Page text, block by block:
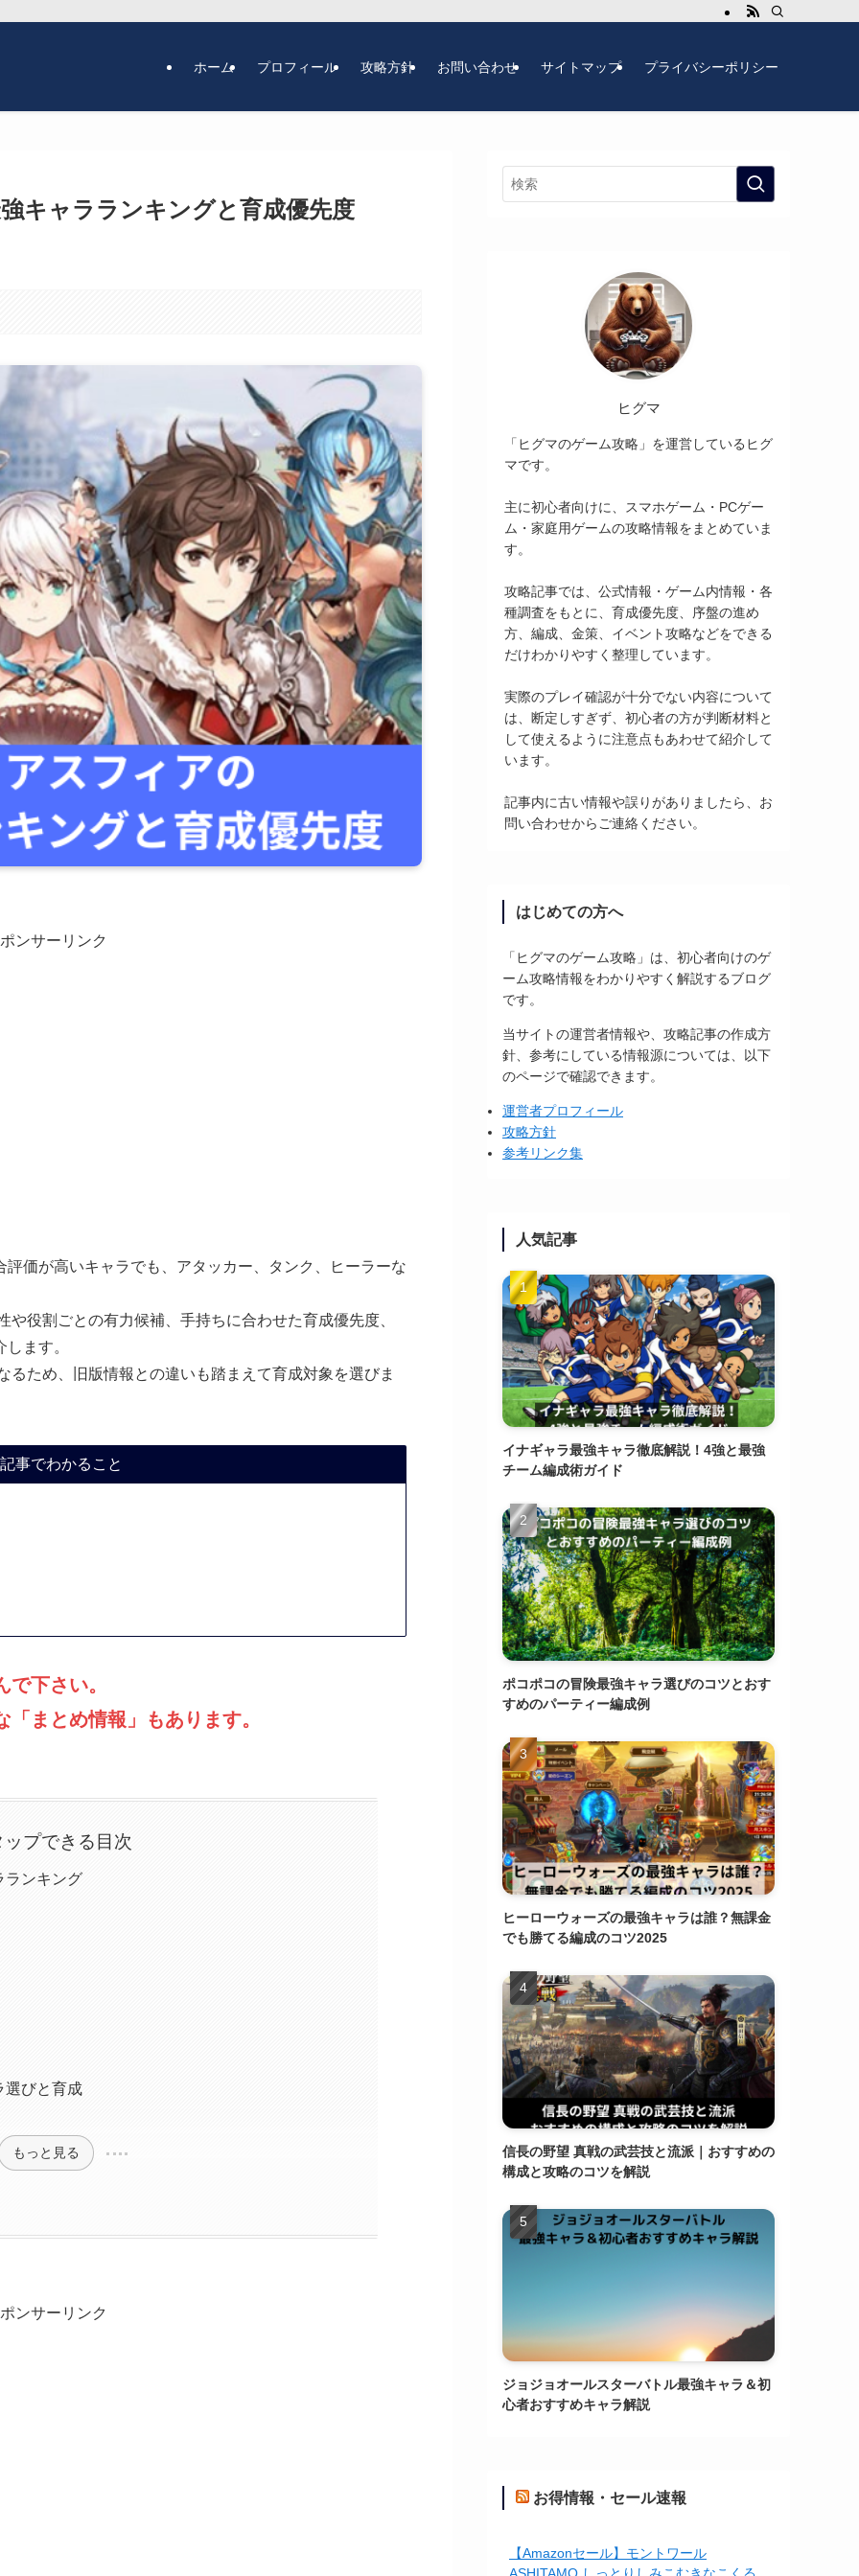
ホーム プロフィール 攻略方針 お問い合わせ サイトマップ プライバシーポリシー
キャラランキングと育成優先度
ンサーリンク
評価が高いキャラでも、アタッカー、タンク、ヒーラーな
役割ごとの有力候補、手持ちに合わせた育成優先度、
ます。
ため、旧版情報との違いも踏まえて育成対象を選びま
事でわかること
下さい。
まとめ情報」もあります。
ップできる目次
ランキング
選びと育成
もっと見る
ンサーリンク
ヒグマ
「ヒグマのゲーム攻略」を運営しているヒグ
マです。
主に初心者向けに、スマホゲーム・PCゲー
ム・家庭用ゲームの攻略情報をまとめていま
す。
攻略記事では、公式情報・ゲーム内情報・各
種調査をもとに、育成優先度、序盤の進め
方、編成、金策、イベント攻略などをできる
だけわかりやすく整理しています。
実際のプレイ確認が十分でない内容について
は、断定しすぎず、初心者の方が判断材料と
して使えるように注意点もあわせて紹介して
います。
記事内に古い情報や誤りがありましたら、お
問い合わせからご連絡ください。
はじめての方へ
「ヒグマのゲーム攻略」は、初心者向けのゲ
ーム攻略情報をわかりやすく解説するブログ
です。
当サイトの運営者情報や、攻略記事の作成方
針、参考にしている情報源については、以下
のページで確認できます。
運営者プロフィール
攻略方針
参考リンク集
人気記事
イナギャラ最強キャラ徹底解説！4強と最強
チーム編成術ガイド
ポコポコの冒険最強キャラ選びのコツとおす
すめのパーティー編成例
ヒーローウォーズの最強キャラは誰？無課金
でも勝てる編成のコツ2025
信長の野望 真戦の武芸技と流派｜おすすめの
構成と攻略のコツを解説
ジョジョオールスターバトル最強キャラ＆初
心者おすすめキャラ解説
お得情報・セール速報
【Amazonセール】モントワール